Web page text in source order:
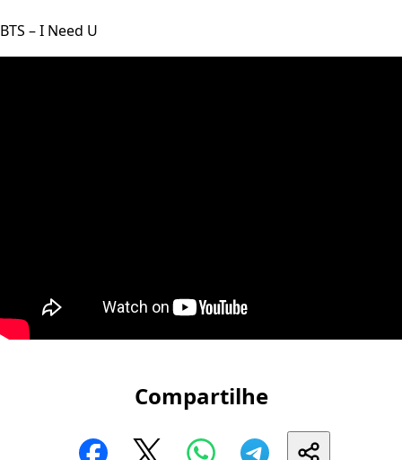
BTS – I Need U
Compartilhe